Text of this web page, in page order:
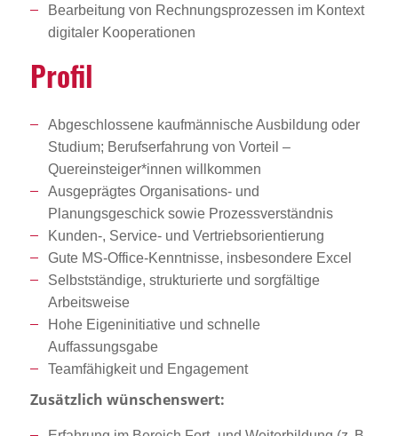
Bearbeitung von Rechnungsprozessen im Kontext
digitaler Kooperationen
Profil
Abgeschlossene kaufmännische Ausbildung oder
Studium; Berufserfahrung von Vorteil –
Quereinsteiger*innen willkommen
Ausgeprägtes Organisations- und
Planungsgeschick sowie Prozessverständnis
Kunden-, Service- und Vertriebsorientierung
Gute MS-Office-Kenntnisse, insbesondere Excel
Selbstständige, strukturierte und sorgfältige
Arbeitsweise
Hohe Eigeninitiative und schnelle
Auffassungsgabe
Teamfähigkeit und Engagement
Zusätzlich wünschenswert: